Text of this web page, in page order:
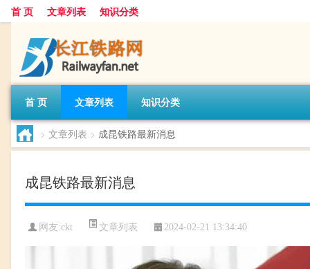
首 页 文章列表 知识分类
首 页 文章列表 知识分类
> 文章列表 > 成昆铁路最新消息
成昆铁路最新消息
网友:ckt 文章列表 2024-02-21 13:34:40